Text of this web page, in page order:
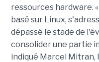
ressources hardware.
basé sur Linux,
dépassé le stade de
consolider une partie
indiqué Marcel